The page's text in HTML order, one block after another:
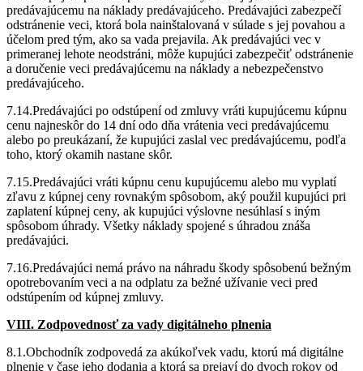
predávajúcemu na náklady predávajúceho. Predávajúci zabezpečí
odstránenie veci, ktorá bola nainštalovaná v súlade s jej povahou a
účelom pred tým, ako sa vada prejavila. Ak predávajúci vec v
primeranej lehote neodstráni, môže kupujúci zabezpečiť odstránenie
a doručenie veci predávajúcemu na náklady a nebezpečenstvo
predávajúceho.
7.14.Predávajúci po odstúpení od zmluvy vráti kupujúcemu kúpnu
cenu najneskôr do 14 dní odo dňa vrátenia veci predávajúcemu
alebo po preukázaní, že kupujúci zaslal vec predávajúcemu, podľa
toho, ktorý okamih nastane skôr.
7.15.Predávajúci vráti kúpnu cenu kupujúcemu alebo mu vyplatí
zľavu z kúpnej ceny rovnakým spôsobom, aký použil kupujúci pri
zaplatení kúpnej ceny, ak kupujúci výslovne nesúhlasí s iným
spôsobom úhrady. Všetky náklady spojené s úhradou znáša
predávajúci.
7.16.Predávajúci nemá právo na náhradu škody spôsobenú bežným
opotrebovaním veci a na odplatu za bežné užívanie veci pred
odstúpením od kúpnej zmluvy.
VIII. Zodpovednosť za vady digitálneho plnenia
8.1.Obchodník zodpovedá za akúkoľvek vadu, ktorú má digitálne
plnenie v čase jeho dodania a ktorá sa prejaví do dvoch rokov od